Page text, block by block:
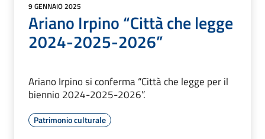
9 GENNAIO 2025
Ariano Irpino “Città che legge
2024-2025-2026”
Ariano Irpino si conferma “Città che legge per il
biennio 2024-2025-2026”.
Patrimonio culturale